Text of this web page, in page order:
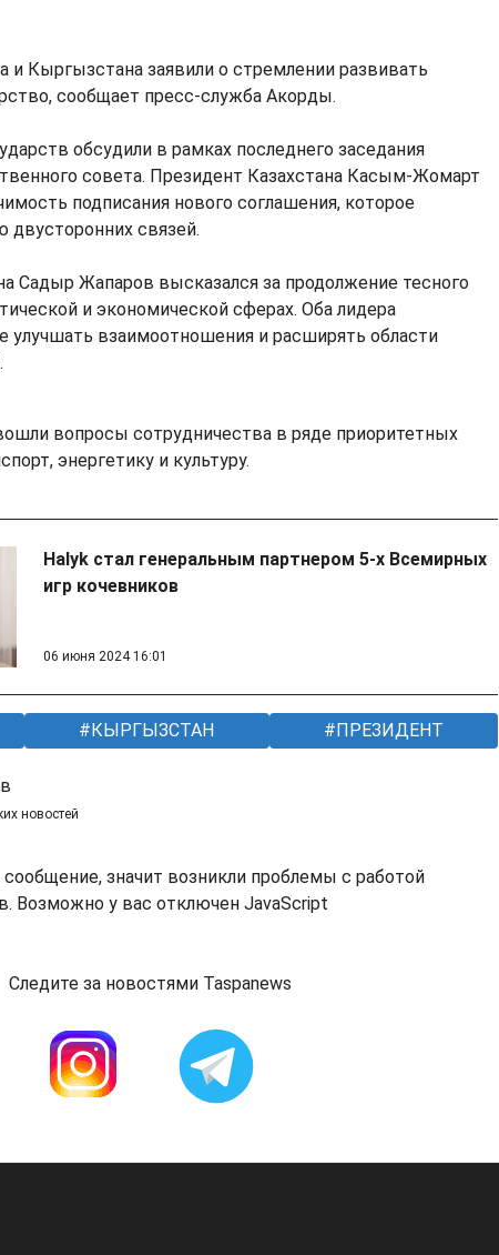
и Кыргызстана заявили о стремлении развивать
сообщает пресс-служба Акорды.
обсудили в рамках последнего заседания
совета. Президент Казахстана Касым-Жомарт
подписания нового соглашения, которое
двусторонних связей.
Садыр Жапаров высказался за продолжение тесного
и экономической сферах. Оба лидера
улучшать взаимоотношения и расширять области
вопросы сотрудничества в ряде приоритетных
энергетику и культуру.
Halyk стал генеральным партнером 5-х Всемирных
игр кочевников
06 июня 2024 16:01
КЫРГЫЗСТАН ПРЕЗИДЕНТ
новостей
значит возникли проблемы с работой
Возможно у вас отключен JavaScript
Следите за новостями Taspanews